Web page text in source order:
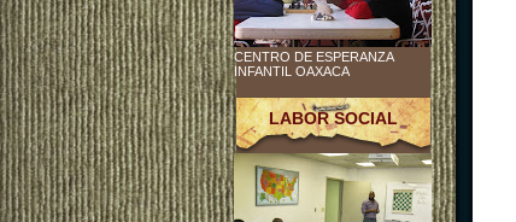
CENTRO DE ESPERANZA
INFANTIL OAXACA
LABOR SOCIAL